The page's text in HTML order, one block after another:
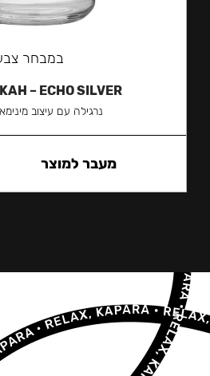
במבחר
– ECHO SILVER
נרגילה עם עיצוב
מעבר למוצר